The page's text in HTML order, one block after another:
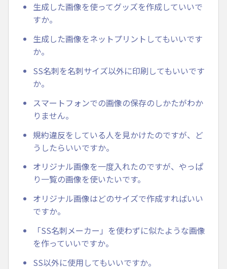
生成した画像を使ってグッズを作成していいで
すか。
生成した画像をネットプリントしてもいいです
か。
SS名刺を名刺サイズ以外に印刷してもいいです
か。
スマートフォンでの画像の保存のしかたがわか
りません。
規約違反をしている人を見かけたのですが、ど
うしたらいいですか。
オリジナル画像を一度入れたのですが、やっぱ
り一覧の画像を使いたいです。
オリジナル画像はどのサイズで作成すればいい
ですか。
「SS名刺メーカー」を使わずに似たような画像
を作っていいですか。
SS以外に使用してもいいですか。